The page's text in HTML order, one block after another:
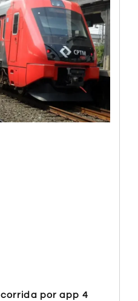
corrida por app 4